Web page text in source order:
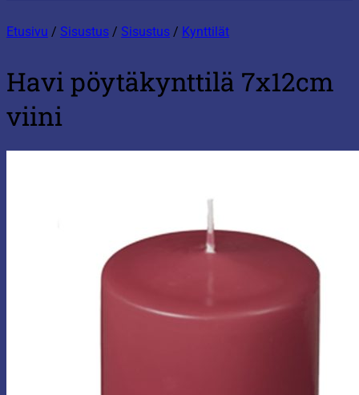
Etusivu / Sisustus / Sisustus / Kynttilät
Havi pöytäkynttilä 7x12cm
viini